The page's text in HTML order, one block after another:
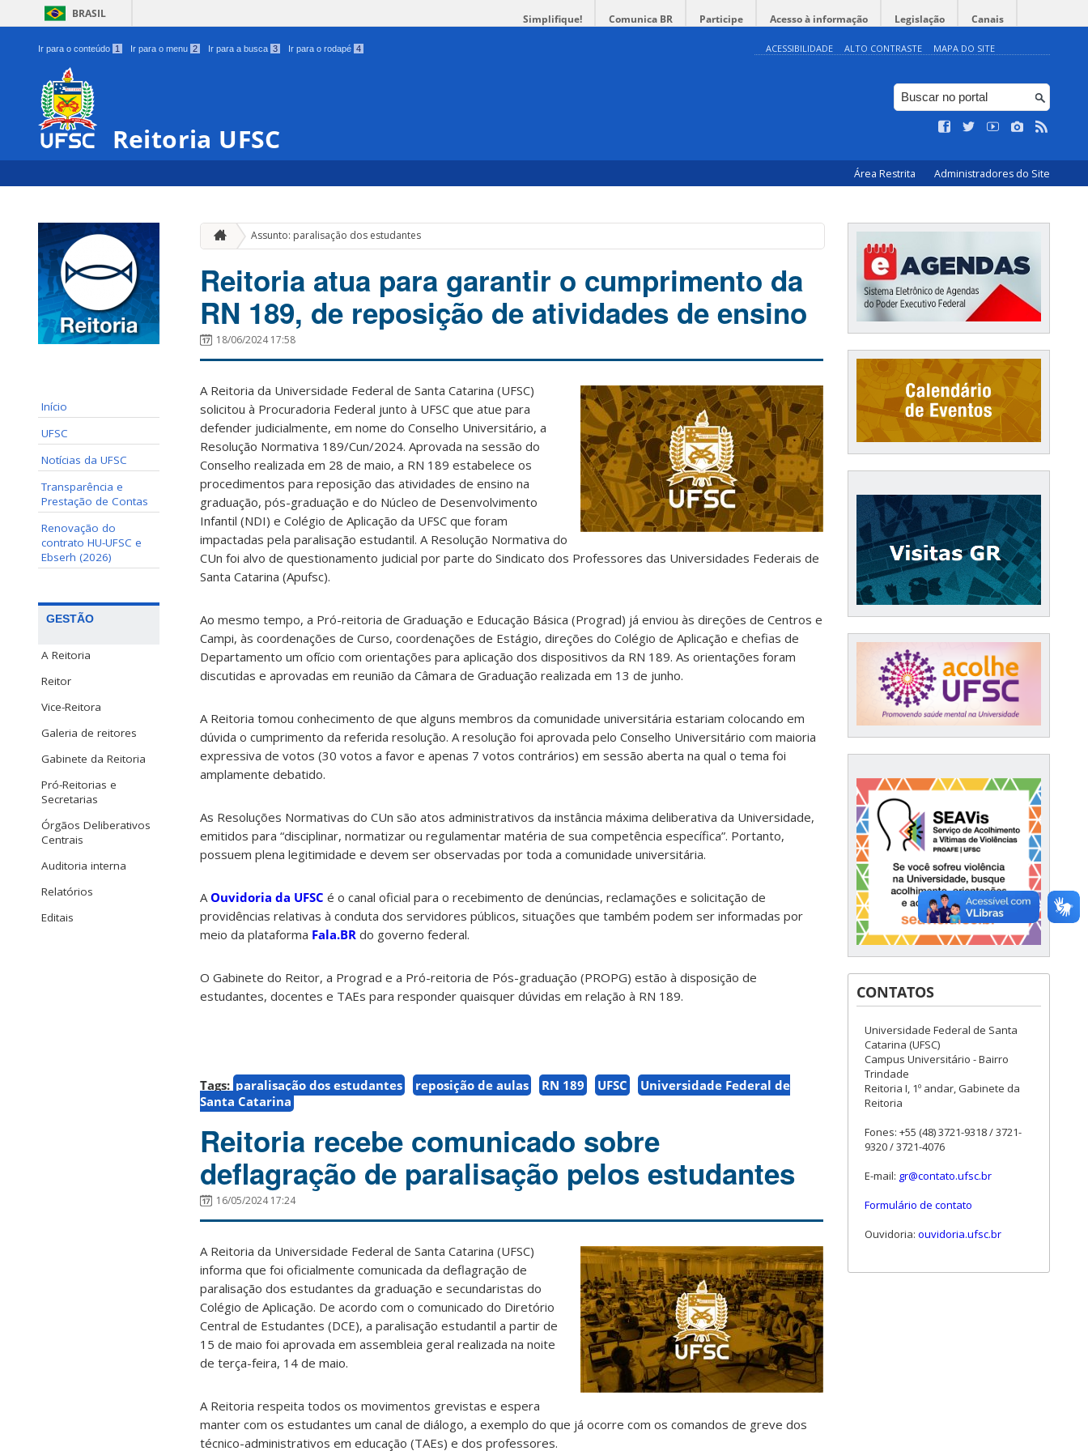
BRASIL Simplifique! Comunica BR Participe Acesso à informação Legislação Canais
Ir para o conteúdo 1 Ir para o menu 2 Ir para a busca 3 Ir para o rodapé 4 ACESSIBILIDADE ALTO CONTRASTE MAPA DO SITE
Reitoria UFSC
Área Restrita Administradores do Site
Início
UFSC
Notícias da UFSC
Transparência e
Prestação de Contas
Renovação do
contrato HU-UFSC e
Ebserh (2026)
GESTÃO
A Reitoria
Reitor
Vice-Reitora
Galeria de reitores
Gabinete da Reitoria
Pró-Reitorias e
Secretarias
Órgãos Deliberativos
Centrais
Auditoria interna
Relatórios
Editais
Assunto: paralisação dos estudantes
Reitoria atua para garantir o cumprimento da
RN 189, de reposição de atividades de ensino
18/06/2024 17:58
A Reitoria da Universidade Federal de Santa Catarina (UFSC)
solicitou à Procuradoria Federal junto à UFSC que atue para
defender judicialmente, em nome do Conselho Universitário, a
Resolução Normativa 189/Cun/2024. Aprovada na sessão do
Conselho realizada em 28 de maio, a RN 189 estabelece os
procedimentos para reposição das atividades de ensino na
graduação, pós-graduação e do Núcleo de Desenvolvimento
Infantil (NDI) e Colégio de Aplicação da UFSC que foram
impactadas pela paralisação estudantil. A Resolução Normativa do
CUn foi alvo de questionamento judicial por parte do Sindicato dos Professores das Universidades Federais de
Santa Catarina (Apufsc).
Ao mesmo tempo, a Pró-reitoria de Graduação e Educação Básica (Prograd) já enviou às direções de Centros e
Campi, às coordenações de Curso, coordenações de Estágio, direções do Colégio de Aplicação e chefias de
Departamento um ofício com orientações para aplicação dos dispositivos da RN 189. As orientações foram
discutidas e aprovadas em reunião da Câmara de Graduação realizada em 13 de junho.
A Reitoria tomou conhecimento de que alguns membros da comunidade universitária estariam colocando em
dúvida o cumprimento da referida resolução. A resolução foi aprovada pelo Conselho Universitário com maioria
expressiva de votos (30 votos a favor e apenas 7 votos contrários) em sessão aberta na qual o tema foi
amplamente debatido.
As Resoluções Normativas do CUn são atos administrativos da instância máxima deliberativa da Universidade,
emitidos para “disciplinar, normatizar ou regulamentar matéria de sua competência específica”. Portanto,
possuem plena legitimidade e devem ser observadas por toda a comunidade universitária.
AOuvidoria da UFSC é o canal oficial para o recebimento de denúncias, reclamações e solicitação de
providências relativas à conduta dos servidores públicos, situações que também podem ser informadas por
meio da plataforma Fala.BR do governo federal.
O Gabinete do Reitor, a Prograd e a Pró-reitoria de Pós-graduação (PROPG) estão à disposição de
estudantes, docentes e TAEs para responder quaisquer dúvidas em relação à RN 189.
Tags: paralisação dos estudantes reposição de aulas RN 189 UFSC
Universidade Federal de
Santa Catarina
Reitoria recebe comunicado sobre
deflagração de paralisação pelos estudantes
16/05/2024 17:24
A Reitoria da Universidade Federal de Santa Catarina (UFSC)
informa que foi oficialmente comunicada da deflagração de
paralisação dos estudantes da graduação e secundaristas do
Colégio de Aplicação. De acordo com o comunicado do Diretório
Central de Estudantes (DCE), a paralisação estudantil a partir de
15 de maio foi aprovada em assembleia geral realizada na noite
de terça-feira, 14 de maio.
A Reitoria respeita todos os movimentos grevistas e espera
manter com os estudantes um canal de diálogo, a exemplo do que já ocorre com os comandos de greve dos
técnico-administrativos em educação (TAEs) e dos professores.
CONTATOS
Universidade Federal de Santa
Catarina (UFSC)
Campus Universitário - Bairro
Trindade
Reitoria I, 1º andar, Gabinete da
Reitoria
Fones: +55 (48) 3721-9318 / 3721-
9320 / 3721-4076
E-mail: gr@contato.ufsc.br
Formulário de contato
Ouvidoria: ouvidoria.ufsc.br